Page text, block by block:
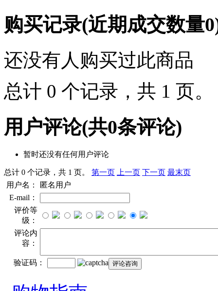
购买记录(近期成交数量0
还没有人购买过此商品
总计 0 个记录，共 1 页。
用户评论(共0条评论)
暂时还没有任何用户评论
总计 0 个记录，共 1 页。 第一页 上一页 下一页 最末页
用户名：
匿名用户
E-mail：
评价等
级：
评论内
容：
验证码：